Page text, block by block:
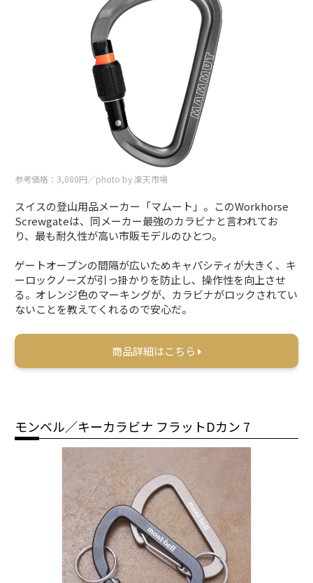
参考価格：3,080円／photo by 楽天市場
スイスの登山用品メーカー「マムート」。このWorkhorse
Screwgateは、同メーカー最強のカラビナと言われてお
り、最も耐久性が高い市販モデルのひとつ。
ゲートオープンの間隔が広いためキャパシティが大きく、キ
ーロックノーズが引っ掛かりを防止し、操作性を向上させ
る。オレンジ色のマーキングが、カラビナがロックされてい
ないことを教えてくれるので安心だ。
商品詳細はこちら
モンベル／キーカラビナ フラットDカン 7